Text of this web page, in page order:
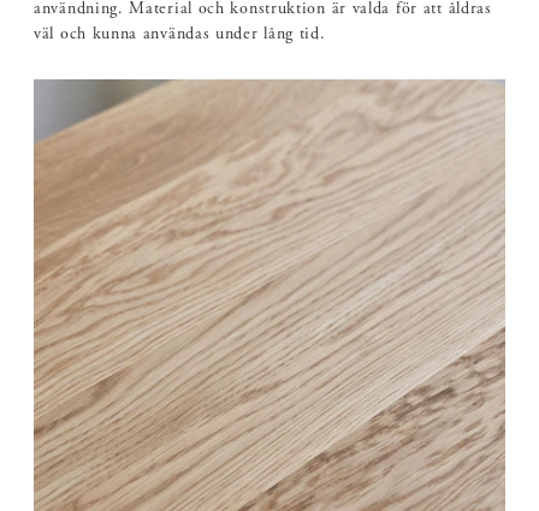
användning. Material och konstruktion är valda för att åldras
väl och kunna användas under lång tid.